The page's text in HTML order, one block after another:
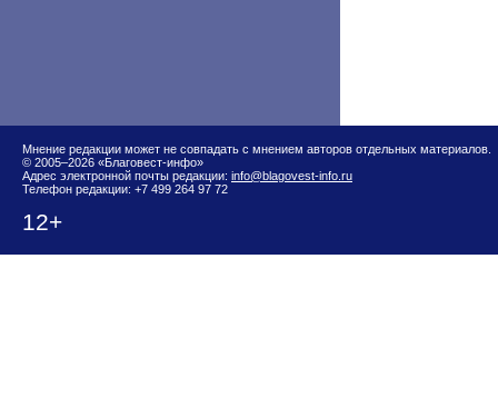
Мнение редакции может не совпадать с мнением авторов отдельных материалов.
© 2005–2026 «Благовест-инфо»
Адрес электронной почты редакции: info@blagovest-info.ru
Телефон редакции: +7 499 264 97 72
12+